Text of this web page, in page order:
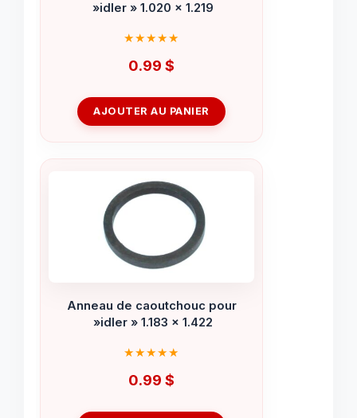
»idler » 1.020 x 1.219
0.99 $
AJOUTER AU PANIER
Anneau de caoutchouc pour
»idler » 1.183 x 1.422
0.99 $